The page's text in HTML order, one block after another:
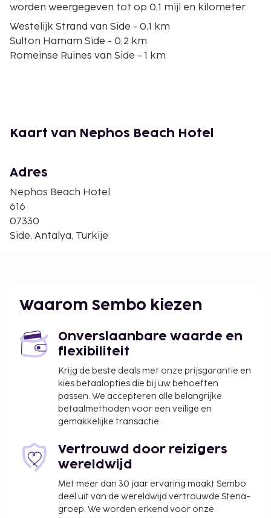
worden weergegeven tot op 0,1 mijl en kilometer.
Westelijk Strand van Side - 0,1 km
Sulton Hamam Side - 0,2 km
Romeinse Ruïnes van Side - 1 km
Agora van Side - 1,4 km
Devlet Agorası - 1,6 km
Haven van Side - 1,8 km
Tempel van Apollo en Athene - 2 km
Kiralama SUP - 2,4 km
Kumköy Strand - 2,5 km
Romeins Aquaduct - 2,9 km
Enkele van de voorzieningen zijn een 24-uurs
receptie, meertalig personeel en een
vervoer vanaf de luchthaven (24 uur per dag
beschikbaar) gebruikmaken. Verwen jezelf met
massages wanneer je de spa bezoekt. Werk aan je
kleurtje op het privéstrand of geniet van andere
recreatieve voorzieningen zoals fietsenverhuur. Dit
hotel in mediterraanse stijl biedt ook gratis wifi en
fietsenstalling. Geniet van een maaltijd bij Nephos
Cafe of bestel een snack in de koffiebar/het café
van dit hotel. Dagelijks kun je tegen betaling
genieten van een lekker à-la-carte-ontbijt, dat
geserveerd wordt van 08.00 uur tot 13.00 uur.
Ontbijttoeslag voor het à-la-carte-ontbijt: ca.
EUR 6–20 voor volwassenen en ca. EUR 6–20
Kaart van Nephos Beach Hotel
Adres
Nephos Beach Hotel
616
07330
Side, Antalya, Turkije
Waarom Sembo kiezen
Onverslaanbare waarde en
flexibiliteit
Krijg de beste deals met onze prijsgarantie en
kies betaalopties die bij uw behoeften
passen. We accepteren alle belangrijke
betaalmethoden voor een veilige en
gemakkelijke transactie.
Vertrouwd door reizigers
wereldwijd
Met meer dan 30 jaar ervaring maakt Sembo
deel uit van de wereldwijd vertrouwde Stena-
groep. We worden erkend voor onze